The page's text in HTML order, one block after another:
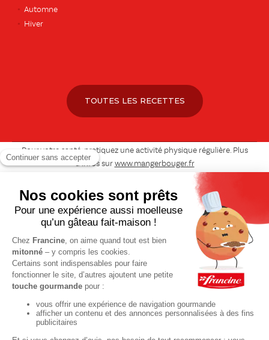
Automne
Hiver
TOUTES LES RECETTES
Pour votre santé, pratiquez une activité physique régulière. Plus
d’infos sur www.mangerbouger.fr